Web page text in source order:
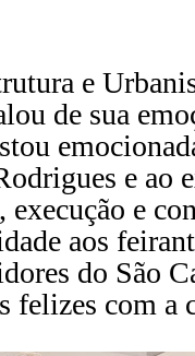
e
de sua
e ao
e
aos
do São
felizes com a